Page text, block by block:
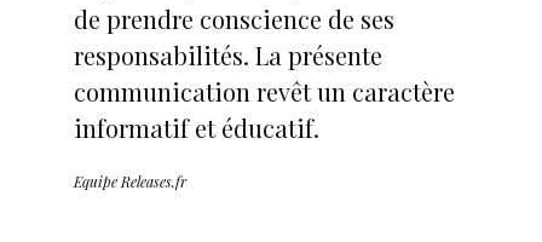
de prendre conscience de ses
responsabilités. La présente
communication revêt un caractère
informatif et éducatif.
Equipe Releases.fr